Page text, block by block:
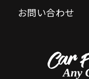
お問い合わせ